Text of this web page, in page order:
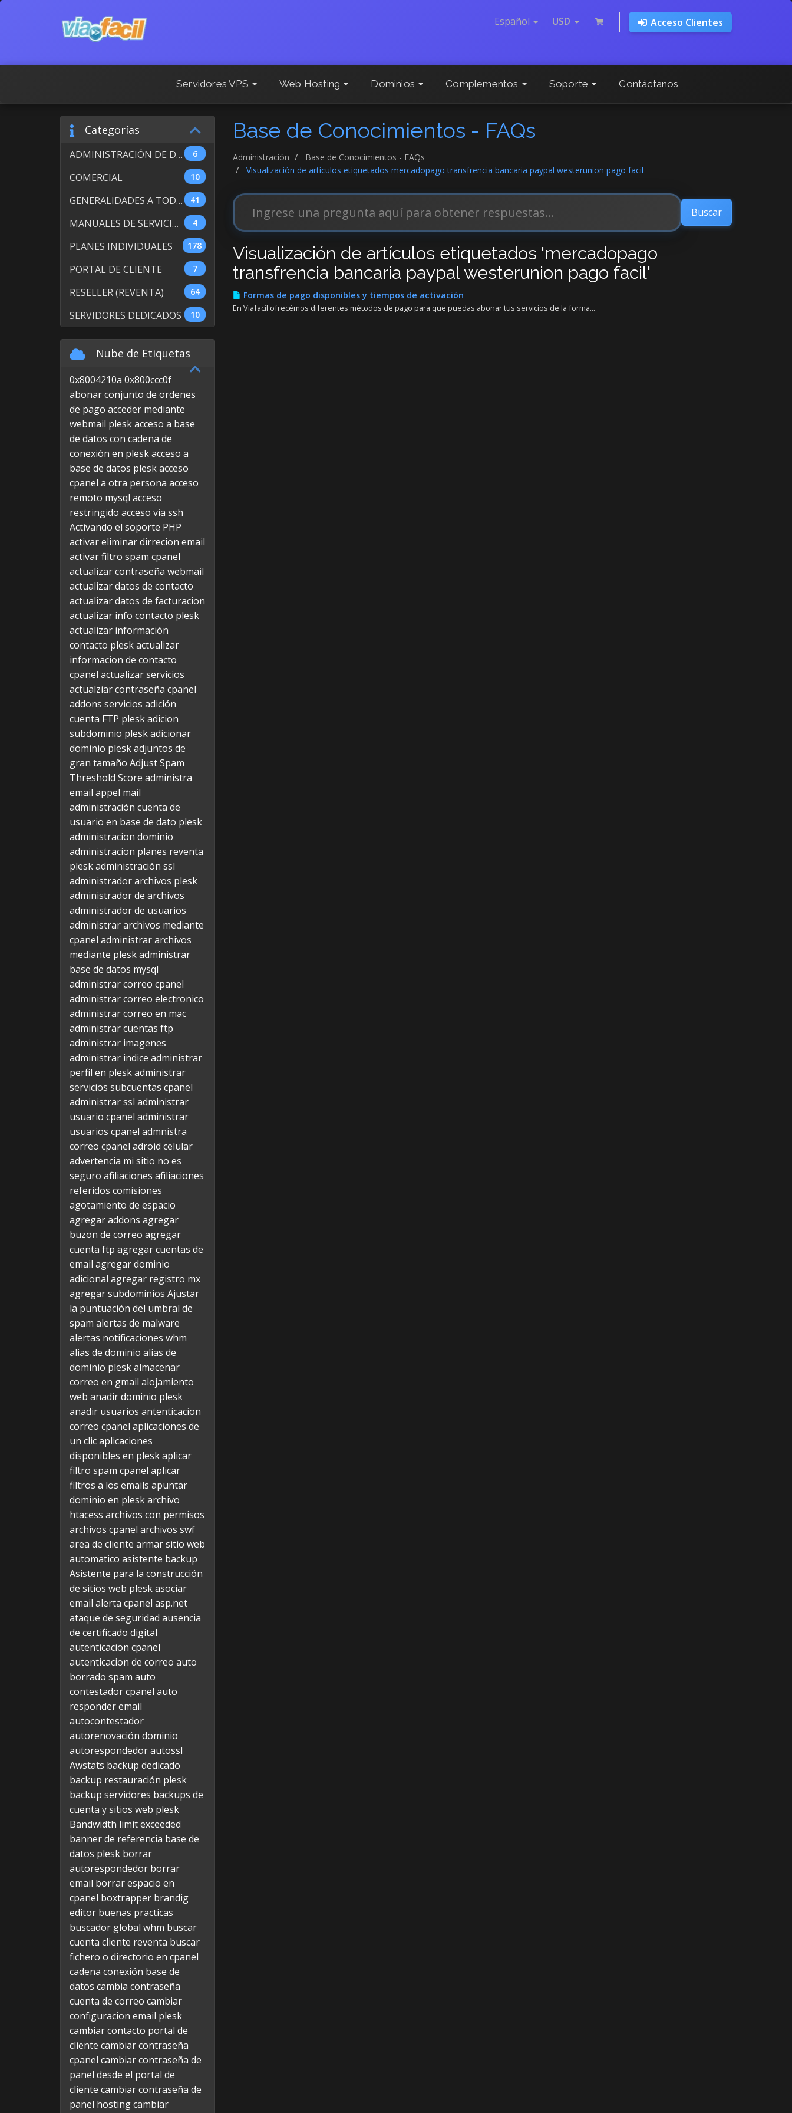
Español USD Acceso Clientes
Servidores VPS Web Hosting Dominios Complementos Soporte Contáctanos
Base de Conocimientos - FAQs
Administración
Base de Conocimientos - FAQs
Visualización de artículos etiquetados mercadopago transfrencia bancaria paypal westerunion pago facil
Categorías
6
ADMINISTRACIÓN DE DOMINIOS INTERNACIONALES
10
COMERCIAL
41
GENERALIDADES A TODOS LOS SERVICIOS
4
MANUALES DE SERVICIO DE WEB HOSTING
178
PLANES INDIVIDUALES
7
PORTAL DE CLIENTE
64
RESELLER (REVENTA)
10
SERVIDORES DEDICADOS
Visualización de artículos etiquetados 'mercadopago
transfrencia bancaria paypal westerunion pago facil'
Formas de pago disponibles y tiempos de activación
En Viafacil ofrecémos diferentes métodos de pago para que puedas abonar tus servicios de la forma...
Nube de Etiquetas
0x8004210a 0x800ccc0f
abonar conjunto de ordenes
de pago acceder mediante
webmail pleskacceso a base
de datos con cadena de
conexión en pleskacceso a
base de datos pleskacceso
cpanel a otra persona acceso
remoto mysql acceso
restringido acceso via ssh
Activando el soporte PHP
activar eliminar dirrecion email
activar filtro spam cpanel
actualizar contraseña webmail
actualizar datos de contacto
actualizar datos de facturacion
actualizar info contacto plesk
actualizar información
contacto pleskactualizar
informacion de contacto
cpanel actualizar servicios
actualziar contraseña cpanel
addons servicios adición
cuenta FTP pleskadicion
subdominio pleskadicionar
dominio pleskadjuntos de
gran tamaño Adjust Spam
Threshold Score administra
email appel mail
administración cuenta de
usuario en base de dato plesk
administracion dominio
administracion planes reventa
pleskadministración ssl
administrador archivos plesk
administrador de archivos
administrador de usuarios
administrar archivos mediante
cpanel administrar archivos
mediante pleskadministrar
base de datos mysql
administrar correo cpanel
administrar correo electronico
administrar correo en mac
administrar cuentas ftp
administrar imagenes
administrar indice administrar
perfil en pleskadministrar
servicios subcuentas cpanel
administrar ssl administrar
usuario cpanel administrar
usuarios cpanel admnistra
correo cpanel adroid celular
advertencia mi sitio no es
seguro afiliaciones afiliaciones
referidos comisiones
agotamiento de espacio
agregar addons agregar
buzon de correo agregar
cuenta ftp agregar cuentas de
email agregar dominio
adicional agregar registro mx
agregar subdominios Ajustar
la puntuación del umbral de
spam alertas de malware
alertas notificaciones whm
alias de dominio alias de
dominio pleskalmacenar
correo en gmail alojamiento
web anadir dominio plesk
anadir usuarios antenticacion
correo cpanel aplicaciones de
un clicaplicaciones
disponibles en pleskaplicar
filtro spam cpanel aplicar
filtros a los emails apuntar
dominio en pleskarchivo
htacess archivos con permisos
archivos cpanel archivos swf
area de cliente armar sitio web
automatico asistente backup
Asistente para la construcción
de sitios web pleskasociar
email alerta cpanel asp.net
ataque de seguridad ausencia
de certificado digital
autenticacion cpanel
autenticacion de correo auto
borrado spam auto
contestador cpanel auto
responder email
autocontestador
autorenovación dominio
autorespondedorautossl
Awstats backup dedicado
backup restauración plesk
backup servidores backups de
cuenta y sitios web plesk
Bandwidth limit exceeded
banner de referencia base de
datos plesk borrar
autorespondedor borrar
email borrar espacio en
cpanel boxtrapper brandig
editor buenas practicas
buscador global whm buscar
cuenta cliente reventa buscar
fichero o directorio en cpanel
cadena conexión base de
datos cambia contraseña
cuenta de correo cambiar
configuracion email plesk
cambiar contacto portal de
cliente cambiar contraseña
cpanel cambiar contraseña de
panel desde el portal de
cliente cambiar contraseña de
panel hostingcambiar